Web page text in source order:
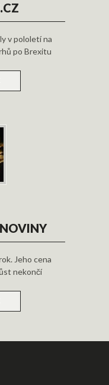
v pololetí na
po Brexitu
Jeho cena
nekončí